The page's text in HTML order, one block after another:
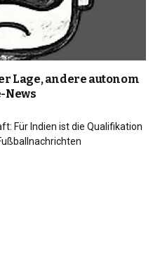
Lage, andere autonom
News